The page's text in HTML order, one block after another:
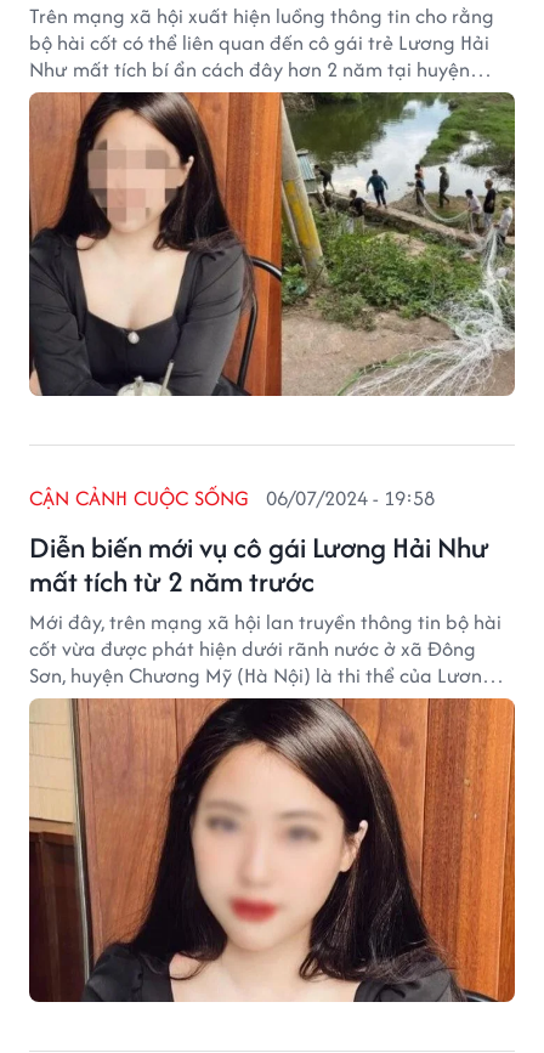
Trên mạng xã hội xuất hiện luồng thông tin cho rằng
bộ hài cốt có thể liên quan đến cô gái trẻ Lương Hải
Như mất tích bí ẩn cách đây hơn 2 năm tại huyện
Chương Mỹ. Thực hư ra sao?
Diễn biến mới vụ cô gái Lương Hải Như
mất tích từ 2 năm trước
CẬN CẢNH CUỘC SỐNG 06/07/2024 - 19:58
Mới đây, trên mạng xã hội lan truyền thông tin bộ hài
cốt vừa được phát hiện dưới rãnh nước ở xã Đông
Sơn, huyện Chương Mỹ (Hà Nội) là thi thể của Lương
Hải Như.